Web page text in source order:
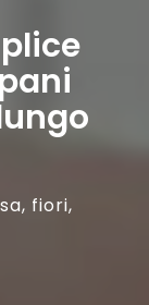
, fiori,